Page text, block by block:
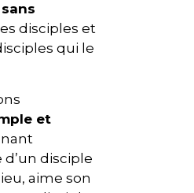
sans
disciples et
qui le
et
d’un disciple
aime son